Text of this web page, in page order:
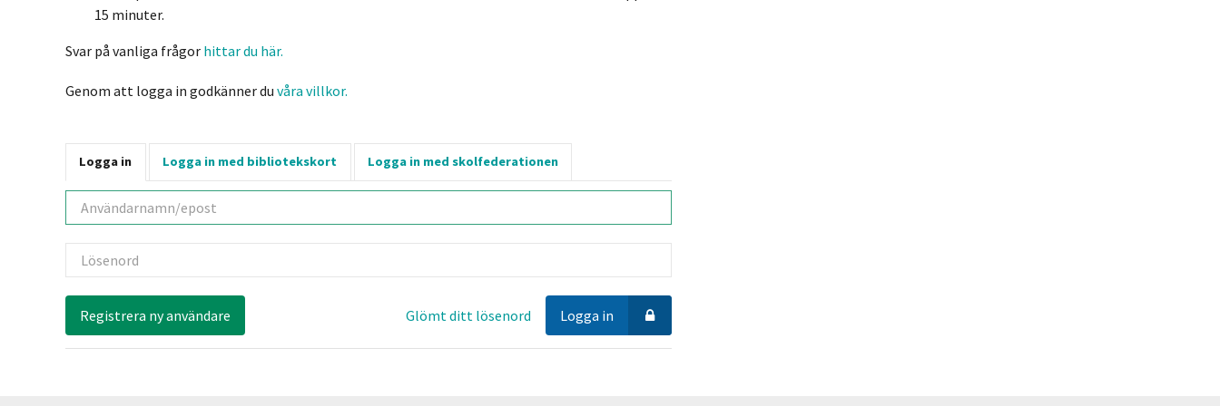
15 minuter.
Svar på vanliga frågor hittar du här.
Genom att logga in godkänner du våra villkor.
Logga in Logga in med bibliotekskort Logga in med skolfederationen
Användarnamn
Lösenord
Logga in
Glömt ditt lösenord
Registrera ny användare